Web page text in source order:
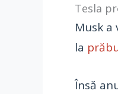
Tesla
Musk
la
Însă